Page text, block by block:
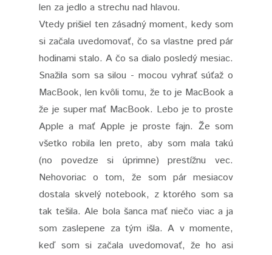
len za jedlo a strechu nad hlavou.
Vtedy prišiel ten zásadný moment, kedy som
si začala uvedomovať, čo sa vlastne pred pár
hodinami stalo. A čo sa dialo posledý mesiac.
Snažila som sa silou - mocou vyhrať súťaž o
MacBook, len kvôli tomu, že to je MacBook a
že je super mať MacBook. Lebo je to proste
Apple a mať Apple je proste fajn. Že som
všetko robila len preto, aby som mala takú
(no povedze si úprimne) prestížnu vec.
Nehovoriac o tom, že som pár mesiacov
dostala skvelý notebook, z ktorého som sa
tak tešila. Ale bola šanca mať niečo viac a ja
som zaslepene za tým išla. A v momente,
keď som si začala uvedomovať, že ho asi